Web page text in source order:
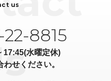
us
8815
17:45(水曜定休)
せください。